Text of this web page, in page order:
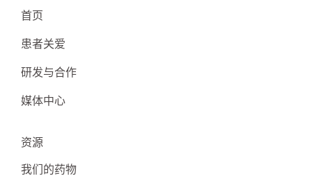
首页
患者关爱
研发与合作
媒体中心
资源
我们的药物